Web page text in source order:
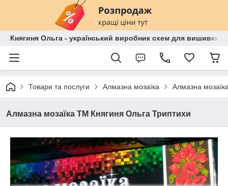
Княгиня Ольга - український виробник схем для вишивки
Товари та послуги Алмазна мозаїка Алмазна
Алмазна мозаїка ТМ Княгиня Ольга Триптихи